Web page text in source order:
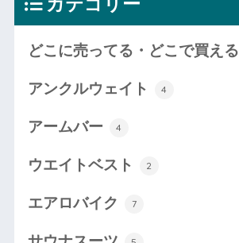
どこに売ってる・どこで買える
アンクルウェイト 4
アームバー 4
ウエイトベスト 2
エアロバイク 7